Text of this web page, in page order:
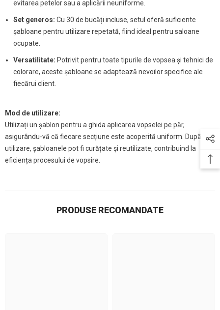
evitarea petelor sau a aplicării neuniforme.
Set generos: Cu 30 de bucăți incluse, setul oferă suficiente
șabloane pentru utilizare repetată, fiind ideal pentru saloane
ocupate.
Versatilitate: Potrivit pentru toate tipurile de vopsea și tehnici de
colorare, aceste șabloane se adaptează nevoilor specifice ale
fiecărui client.
Mod de utilizare:
Utilizați un șablon pentru a ghida aplicarea vopselei pe păr,
asigurându-vă că fiecare secțiune este acoperită uniform. După
utilizare, șabloanele pot fi curățate și reutilizate, contribuind la
eficiența procesului de vopsire.
PRODUSE RECOMANDATE